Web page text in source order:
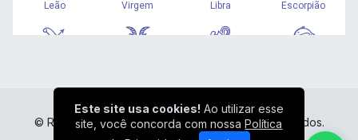
© Rádio Liberdade HD - Todos os direitos reservados.
Este site usa cookies! Ao utilizar esse
site, você concorda com nossaPolítica